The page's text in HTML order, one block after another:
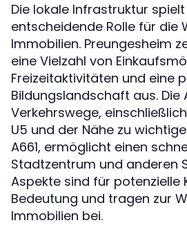
Die lokale Infrastruktur
entscheidende Rolle für die
Immobilien. Preungesheim
eine Vielzahl von
Freizeitaktivitäten und eine
Bildungslandschaft aus. Die
Verkehrswege,
U5 und der Nähe zu
A661, ermöglicht einen
Stadtzentrum und anderen
Aspekte sind für potenzielle
Bedeutung und tragen zur
Immobilien bei.